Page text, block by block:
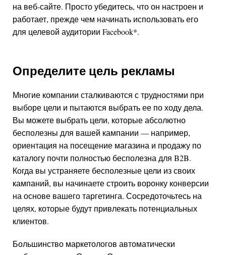
на веб-сайте. Просто убедитесь, что он настроен и
работает, прежде чем начинать использовать его
для целевой аудитории Facebook*.
Определите цель рекламы
Многие компании сталкиваются с трудностями при
выборе цели и пытаются выбрать ее по ходу дела.
Вы можете выбрать цели, которые абсолютно
бесполезны для вашей кампании — например,
ориентация на посещение магазина и продажу по
каталогу почти полностью бесполезна для B2B.
Когда вы устраняете бесполезные цели из своих
кампаний, вы начинаете строить воронку конверсии
на основе вашего таргетинга. Сосредоточьтесь на
целях, которые будут привлекать потенциальных
клиентов.
Большинство маркетологов автоматически